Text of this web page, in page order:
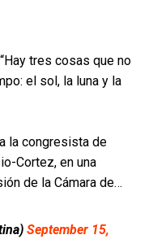
tres cosas que no
el sol, la luna y la
la congresista de
Cortez, en una
de la Cámara de…
September 15,